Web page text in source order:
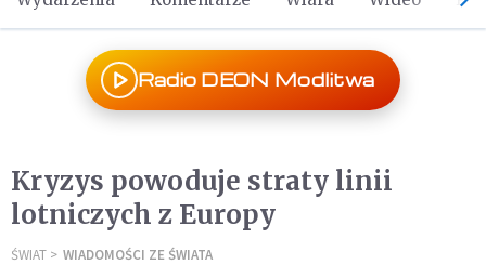
Radio DEON Modlitwa
Kryzys powoduje straty linii
lotniczych z Europy
ŚWIAT WIADOMOŚCI ZE ŚWIATA